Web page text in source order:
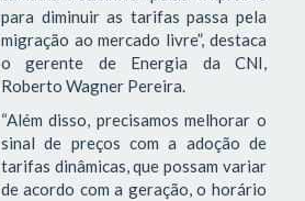
para diminuir as tarifas passa pela
migração ao mercado livre”, destaca
o gerente de Energia da CNI,
Roberto Wagner Pereira.
“Além disso, precisamos melhorar o
sinal de preços com a adoção de
tarifas dinâmicas, que possam variar
de acordo com a geração, o horário